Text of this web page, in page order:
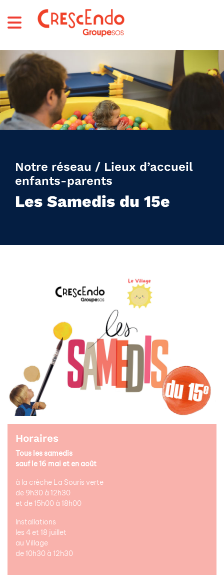
Notre réseau / Lieux d’accueil
enfants-parents
Les Samedis du 15e
Horaires
Tous les samedis
sauf le 16 mai et en août
à la crèche La Souris verte
de 9h30 à 12h30
et de 15h00 à 18h00
Installations
les 4 et 18 juillet
au Village
de 10h30 à 12h30